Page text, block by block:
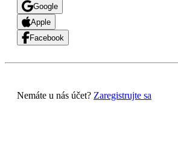
Google
Apple
Facebook
Nemáte u nás účet? Zaregistrujte sa